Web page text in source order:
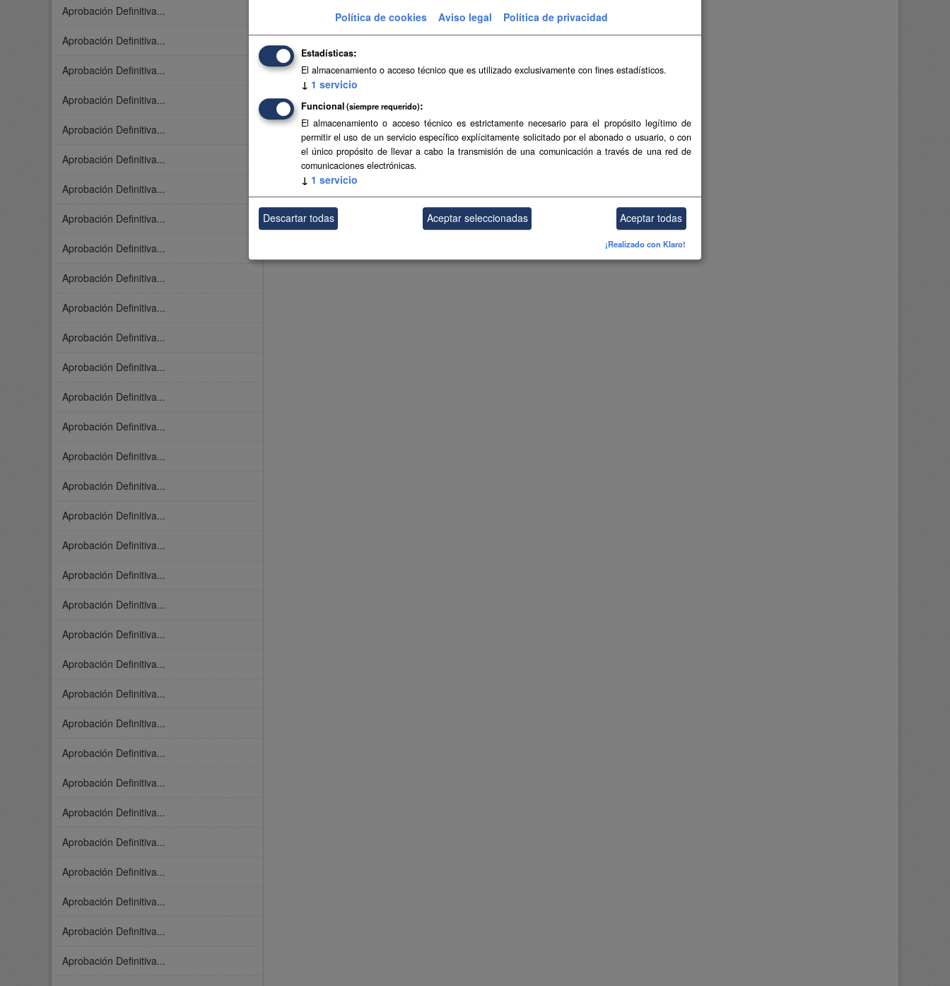
Aprobación Definitiva...
Aprobación Definitiva...
Aprobación Definitiva...
Aprobación Definitiva...
Aprobación Definitiva...
Aprobación Definitiva...
Aprobación Definitiva...
Aprobación Definitiva...
Aprobación Definitiva...
Aprobación Definitiva...
Aprobación Definitiva...
Aprobación Definitiva...
Aprobación Definitiva...
Aprobación Definitiva...
Aprobación Definitiva...
Aprobación Definitiva...
Aprobación Definitiva...
Aprobación Definitiva...
Aprobación Definitiva...
Aprobación Definitiva...
Aprobación Definitiva...
Aprobación Definitiva...
Aprobación Definitiva...
Aprobación Definitiva...
Aprobación Definitiva...
Aprobación Definitiva...
Aprobación Definitiva...
Aprobación Definitiva...
Aprobación Definitiva...
Aprobación Definitiva...
Aprobación Definitiva...
Aprobación Definitiva...
Aprobación Definitiva...
Política de cookies Aviso legal Política de privacidad
Estadísticas
El almacenamiento o acceso técnico que es utilizado exclusivamente con fines estadísticos.
↓ 1 servicio
Funcional (siempre requerido)
El almacenamiento o acceso técnico es estrictamente necesario para el propósito legítimo de
permitir el uso de un servicio específico explícitamente solicitado por el abonado o usuario, o con
el único propósito de llevar a cabo la transmisión de una comunicación a través de una red de
comunicaciones electrónicas.
↓ 1 servicio
Descartar todas Aceptar seleccionadas Aceptar todas
¡Realizado con Klaro!